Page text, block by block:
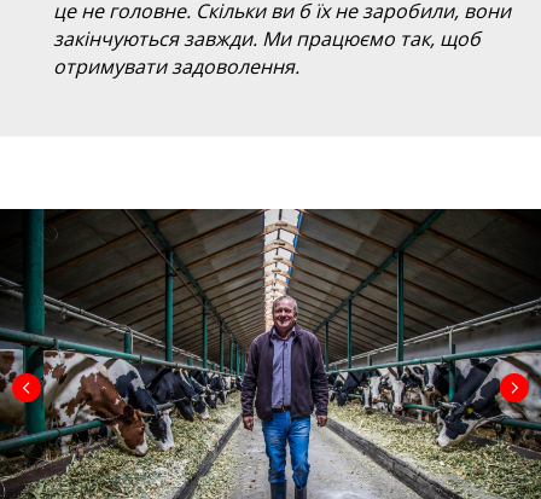
це не головне. Скільки ви б їх не заробили, вони
закінчуються завжди. Ми працюємо так, щоб
отримувати задоволення.